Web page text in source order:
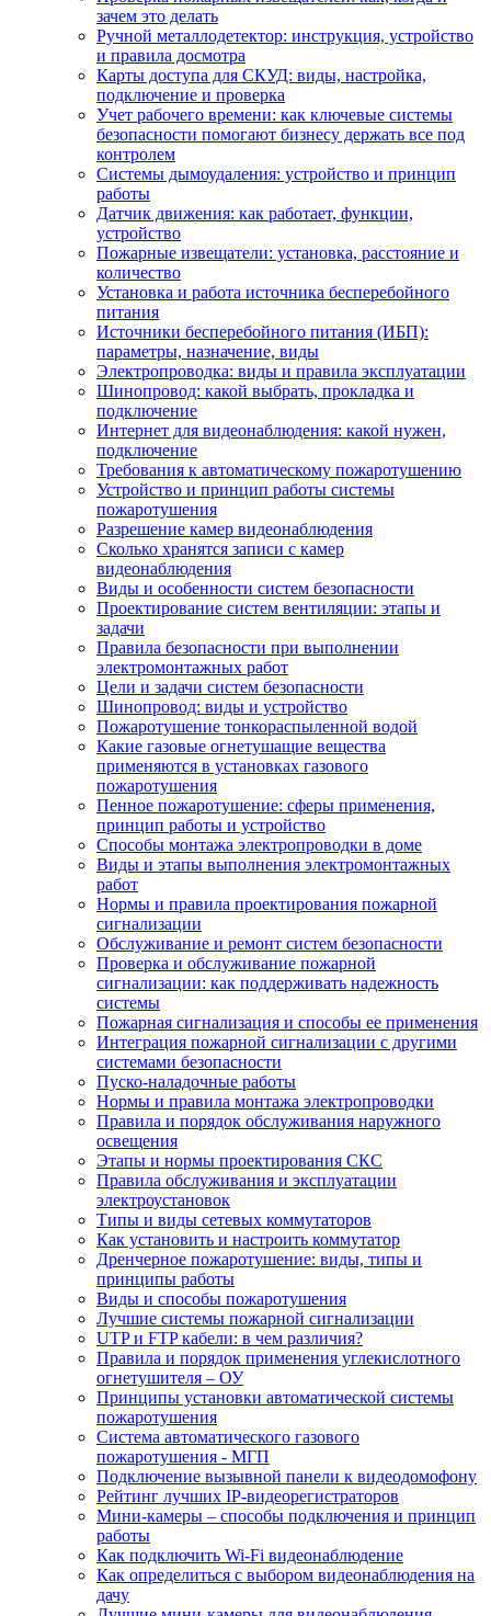
зачем это делать
Ручной металлодетектор: инструкция, устройство
и правила досмотра
Карты доступа для СКУД: виды, настройка,
подключение и проверка
Учет рабочего времени: как ключевые системы
безопасности помогают бизнесу держать все под
контролем
Системы дымоудаления: устройство и принцип
работы
Датчик движения: как работает, функции,
устройство
Пожарные извещатели: установка, расстояние и
количество
Установка и работа источника бесперебойного
питания
Источники бесперебойного питания (ИБП):
параметры, назначение, виды
Электропроводка: виды и правила эксплуатации
Шинопровод: какой выбрать, прокладка и
подключение
Интернет для видеонаблюдения: какой нужен,
подключение
Требования к автоматическому пожаротушению
Устройство и принцип работы системы
пожаротушения
Разрешение камер видеонаблюдения
Сколько хранятся записи с камер
видеонаблюдения
Виды и особенности систем безопасности
Проектирование систем вентиляции: этапы и
задачи
Правила безопасности при выполнении
электромонтажных работ
Цели и задачи систем безопасности
Шинопровод: виды и устройство
Пожаротушение тонкораспыленной водой
Какие газовые огнетушащие вещества
применяются в установках газового
пожаротушения
Пенное пожаротушение: сферы применения,
принцип работы и устройство
Способы монтажа электропроводки в доме
Виды и этапы выполнения электромонтажных
работ
Нормы и правила проектирования пожарной
сигнализации
Обслуживание и ремонт систем безопасности
Проверка и обслуживание пожарной
сигнализации: как поддерживать надежность
системы
Пожарная сигнализация и способы ее применения
Интеграция пожарной сигнализации с другими
системами безопасности
Пуско-наладочные работы
Нормы и правила монтажа электропроводки
Правила и порядок обслуживания наружного
освещения
Этапы и нормы проектирования СКС
Правила обслуживания и эксплуатации
электроустановок
Типы и виды сетевых коммутаторов
Как установить и настроить коммутатор
Дренчерное пожаротушение: виды, типы и
принципы работы
Виды и способы пожаротушения
Лучшие системы пожарной сигнализации
UTP и FTP кабели: в чем различия?
Правила и порядок применения углекислотного
огнетушителя – ОУ
Принципы установки автоматической системы
пожаротушения
Система автоматического газового
пожаротушения - МГП
Подключение вызывной панели к видеодомофону
Рейтинг лучших IP-видеорегистраторов
Мини-камеры – способы подключения и принцип
работы
Как подключить Wi-Fi видеонаблюдение
Как определиться с выбором видеонаблюдения на
дачу